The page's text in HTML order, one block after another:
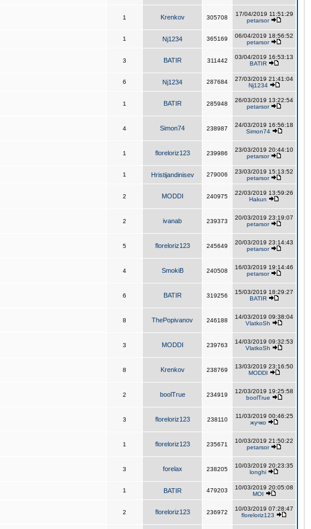
1 Krenkov 305708
17/04/2019 11:51:29
petarsor
1 Nj1234 365169
06/04/2019 18:56:52
petarsor
3 BATIR 311442
03/04/2019 16:53:13
BATIR
6 Nj1234 287684
27/03/2019 21:41:04
Nj1234
1 BATIR 285948
26/03/2019 13:22:54
petarsor
4 Simon74 238987
24/03/2019 16:56:18
Simon74
1 floreloriz123 239986
23/03/2019 20:44:10
petarsor
1 Hristijandinisev 279006
23/03/2019 15:13:52
petarsor
2 MODDI 240975
22/03/2019 13:59:26
Hakun
2 ivanab 239373
20/03/2019 23:19:07
petarsor
5 floreloriz123 245649
20/03/2019 23:14:43
petarsor
4 SmokiB 240508
16/03/2019 19:14:46
petarsor
6 BATIR 319256
15/03/2019 18:29:27
BATIR
8 ThePopivanov 246188
14/03/2019 09:38:04
VlatkoSh
3 MODDI 239763
14/03/2019 09:32:53
VlatkoSh
8 Krenkov 238769
13/03/2019 23:16:50
MODDI
2 boolTrue 234919
12/03/2019 19:25:58
boolTrue
3 floreloriz123 238110
11/03/2019 00:46:25
жучко
1 floreloriz123 235671
10/03/2019 21:50:22
petarsor
3 forelax 238205
10/03/2019 20:23:35
longhi
1 BATIR 479203
10/03/2019 20:05:08
MOI
2 floreloriz123 236972
10/03/2019 07:28:47
floreloriz123